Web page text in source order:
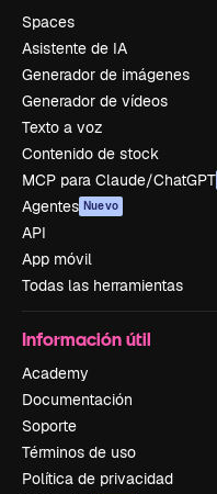
Spaces
Asistente de IA
Generador de imágenes
Generador de vídeos
Texto a voz
Contenido de stock
MCP para Claude/ChatGPT
Agentes Nuevo
API
App móvil
Todas las herramientas
Información útil
Academy
Documentación
Soporte
Términos de uso
Política de privacidad